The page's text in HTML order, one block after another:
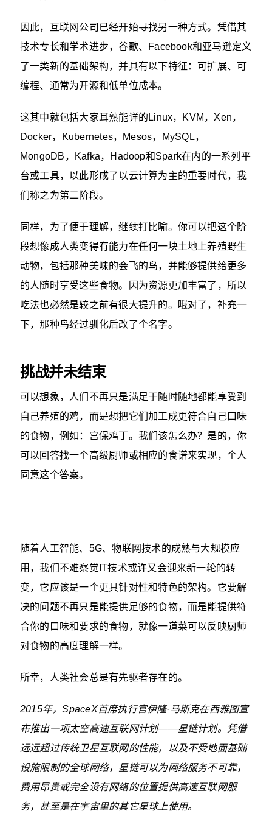
因此，互联网公司已经开始寻找另一种方式。凭借其
技术专长和学术进步，谷歌、Facebook和亚马逊定义
了一类新的基础架构，并具有以下特征：可扩展、可
编程、通常为开源和低单位成本。
这其中就包括大家耳熟能详的Linux，KVM，Xen，
Docker，Kubernetes，Mesos，MySQL，
MongoDB，Kafka，Hadoop和Spark在内的一系列平
台或工具，以此形成了以云计算为主的重要时代，我
们称之为第二阶段。
同样，为了便于理解，继续打比喻。你可以把这个阶
段想像成人类变得有能力在任何一块土地上养殖野生
动物，包括那种美味的会飞的鸟，并能够提供给更多
的人随时享受这些食物。因为资源更加丰富了，所以
吃法也必然是较之前有很大提升的。哦对了，补充一
下，那种鸟经过驯化后改了个名字。
挑战并未结束
可以想象，人们不再只是满足于随时随地都能享受到
自己养殖的鸡，而是想把它们加工成更符合自己口味
的食物，例如：宫保鸡丁。我们该怎么办？是的，你
可以回答找一个高级厨师或相应的食谱来实现，个人
同意这个答案。
随着人工智能、5G、物联网技术的成熟与大规模应
用，我们不难察觉IT技术或许又会迎来新一轮的转
变，它应该是一个更具针对性和特色的架构。它要解
决的问题不再只是能提供足够的食物，而是能提供符
合你的口味和要求的食物，就像一道菜可以反映厨师
对食物的高度理解一样。
所幸，人类社会总是有先驱者存在的。
2015年，SpaceX首席执行官伊隆·马斯克在西雅图宣
布推出一项太空高速互联网计划——星链计划。凭借
远远超过传统卫星互联网的性能，以及不受地面基础
设施限制的全球网络，星链可以为网络服务不可靠，
费用昂贵或完全没有网络的位置提供高速互联网服
务，甚至是在宇宙里的其它星球上使用。